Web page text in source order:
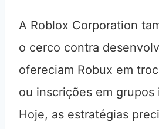
A Roblox Corporation
o cerco contra
ofereciam Robux em
ou inscrições em grupos
Hoje, as estratégias